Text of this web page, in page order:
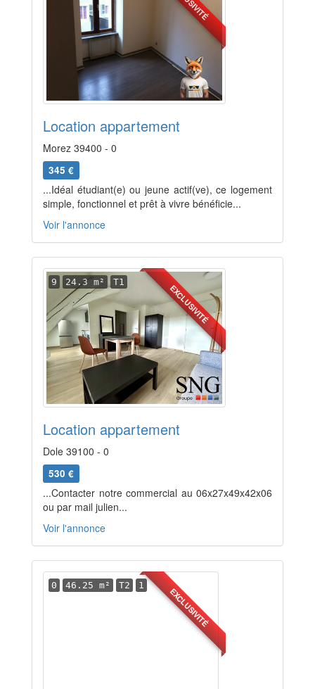
Location appartement
Morez 39400 - 0
345 €
...Idéal étudiant(e) ou jeune actif(ve), ce logement
simple, fonctionnel et prêt à vivre bénéficie...
Voir l'annonce
EXCLUSIVITÉ
9 24.3 m² T1
Location appartement
Dole 39100 - 0
530 €
...Contacter notre commercial au 06x27x49x42x06
ou par mail julien...
Voir l'annonce
EXCLUSIVITÉ
0 46.25 m² T2 1